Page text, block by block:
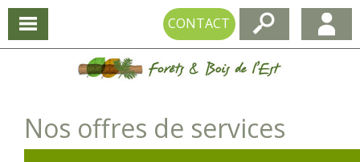
CONTACT
Nos offres de services